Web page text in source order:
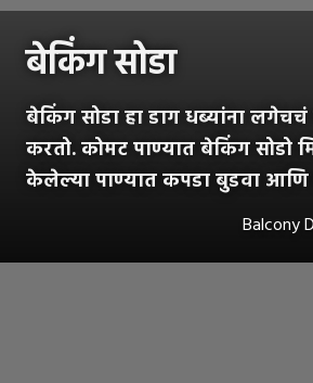
बेकिंग सोडा
बेकिंग सोडा हा डाग धब्यांना
करतो. कोमट पाण्यात बेकिंग सोडो
केलेल्या पाण्यात कपडा बुडवा
Balcony